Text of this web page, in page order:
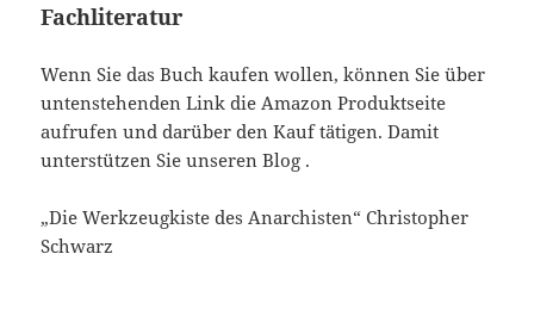
Fachliteratur
Wenn Sie das Buch kaufen wollen, können Sie über
untenstehenden Link die Amazon Produktseite
aufrufen und darüber den Kauf tätigen. Damit
unterstützen Sie unseren Blog .
„Die Werkzeugkiste des Anarchisten“ Christopher
Schwarz